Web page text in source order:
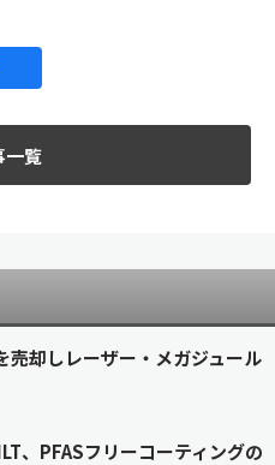
一覧
却しレーザー・メガジュール
、PFASフリーコーティングの